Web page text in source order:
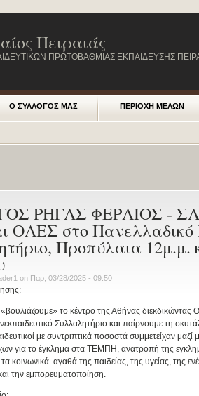
Πειραιάς
ΠΡΩΤΟΒΑΘΜΙΑΣ ΕΚΠΑΙΔΕΥΣΗΣ
Ο ΣΥΛΛΟΓΟΣ ΜΑΣ ΠΕΡΙΟΧΗ ΜΕΛΩΝ
ΡΗΓΑΣ ΦΕΡΑΙΟΣ -
ΟΛΕΣ στο Πανελλαδικό
Προπύλαια 12μ.μ.
on Παρ, 03/28/2025 - 09:50
το κέντρο της Αθήνας
Συλλαλητήριο και παίρνουμε τη
με συντριπτικά ποσοστά συμμετείχαν
για το έγκλημα στα ΤΕΜΠΗ, ανατροπή της
κοινωνικά αγαθά της παιδείας, της υγείας, της
την εμπορευματοποίηση.